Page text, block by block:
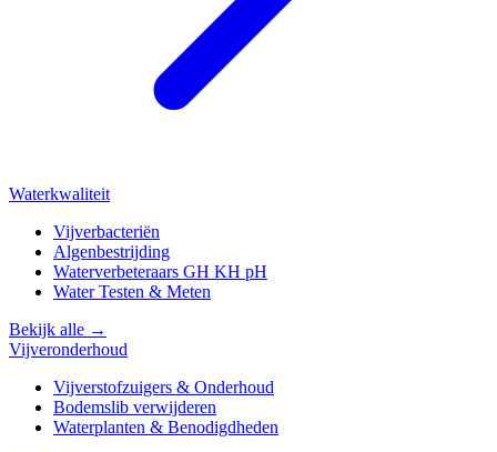
Waterkwaliteit
Vijverbacteriën
Algenbestrijding
Waterverbeteraars GH KH pH
Water Testen & Meten
Bekijk alle →
Vijveronderhoud
Vijverstofzuigers & Onderhoud
Bodemslib verwijderen
Waterplanten & Benodigdheden